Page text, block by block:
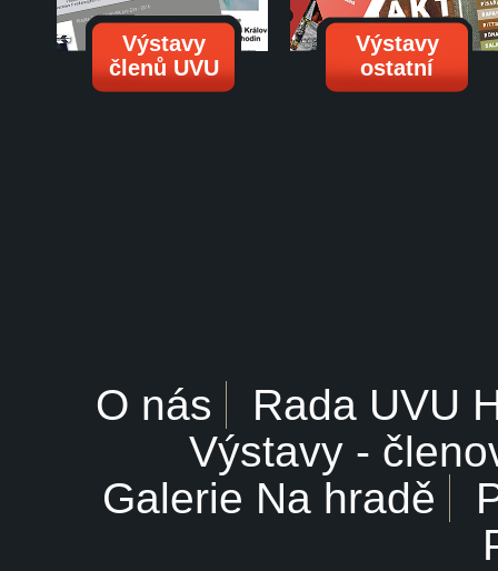
Výstavy
členů UVU
Výstavy
ostatní
O nás
Rada UVU
Výstavy -
Galerie Na hradě